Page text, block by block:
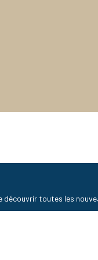
toutes les